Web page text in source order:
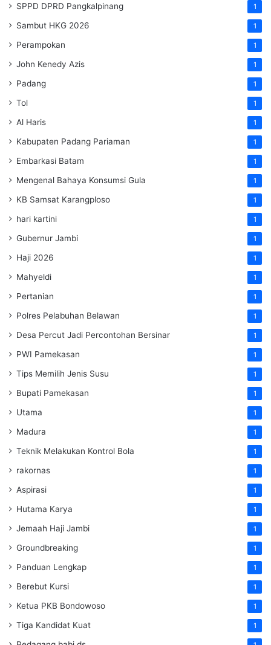
SPPD DPRD Pangkalpinang 1
Sambut HKG 2026 1
Perampokan 1
John Kenedy Azis 1
Padang 1
Tol 1
Al Haris 1
Kabupaten Padang Pariaman 1
Embarkasi Batam 1
Mengenal Bahaya Konsumsi Gula 1
KB Samsat Karangploso 1
hari kartini 1
Gubernur Jambi 1
Haji 2026 1
Mahyeldi 1
Pertanian 1
Polres Pelabuhan Belawan 1
Desa Percut Jadi Percontohan Bersinar 1
PWI Pamekasan 1
Tips Memilih Jenis Susu 1
Bupati Pamekasan 1
Utama 1
Madura 1
Teknik Melakukan Kontrol Bola 1
rakornas 1
Aspirasi 1
Hutama Karya 1
Jemaah Haji Jambi 1
Groundbreaking 1
Panduan Lengkap 1
Berebut Kursi 1
Ketua PKB Bondowoso 1
Tiga Kandidat Kuat 1